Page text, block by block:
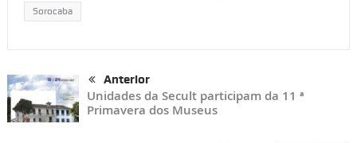
Sorocaba
Anterior
Unidades da Secult participam da 11 ª
Primavera dos Museus